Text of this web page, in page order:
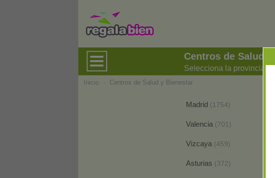
Centros de Salud
Selecciona la provincia
Inicio Centros de Salud y Bienestar
Madrid (1754)
Valencia (701)
Vizcaya (459)
Asturias (372)